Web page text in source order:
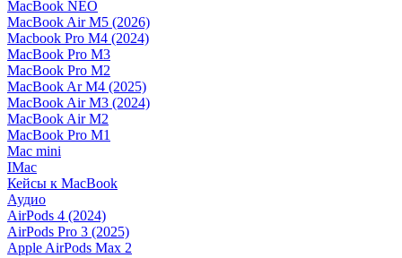
MacBook NEO
MacBook Air M5 (2026)
Macbook Pro M4 (2024)
MacBook Pro M3
MacBook Pro M2
MacBook Ar M4 (2025)
MacBook Air M3 (2024)
MacBook Air M2
MacBook Pro M1
Mac mini
IMac
Кейсы к MacBook
Аудио
AirPods 4 (2024)
AirPods Pro 3 (2025)
Apple AirPods Max 2